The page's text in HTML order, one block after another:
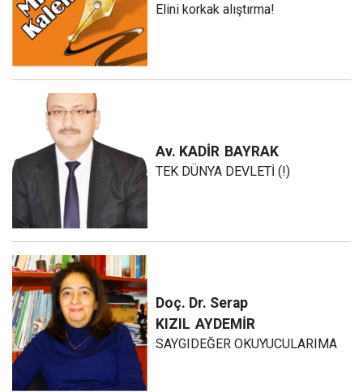
Elini korkak alıştırma!
Av. KADİR BAYRAK
TEK DÜNYA DEVLETİ (!)
Doç. Dr. Serap
KIZIL AYDEMİR
SAYGIDEĞER OKUYUCULARIMA